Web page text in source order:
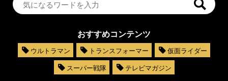
おすすめコンテンツ
ウルトラマン トランスフォーマー
仮面ライダー
スーパー戦隊
テレビマガジン